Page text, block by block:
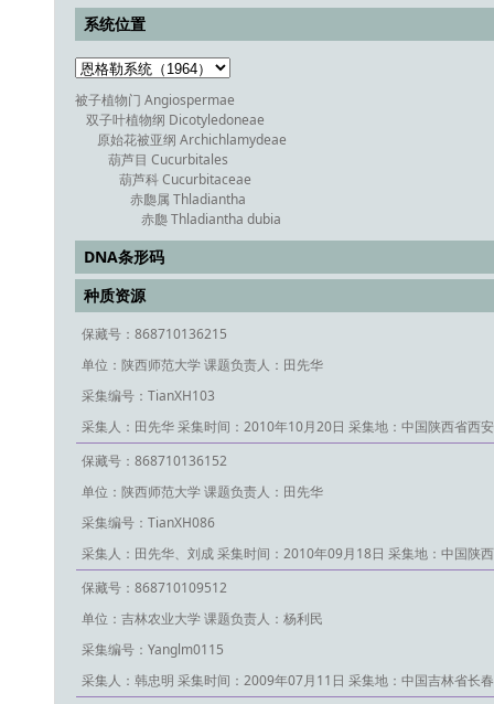
系统位置
被子植物门 Angiospermae
双子叶植物纲 Dicotyledoneae
原始花被亚纲 Archichlamydeae
葫芦目 Cucurbitales
葫芦科 Cucurbitaceae
赤瓟属 Thladiantha
赤瓟 Thladiantha dubia
DNA条形码
种质资源
保藏号：868710136215
单位：陕西师范大学 课题负责人：田先华
采集编号：TianXH103
采集人：田先华 采集时间：2010年10月20日 采集地：中国陕西省西
保藏号：868710136152
单位：陕西师范大学 课题负责人：田先华
采集编号：TianXH086
采集人：田先华、刘成 采集时间：2010年09月18日 采集地：中国陕
保藏号：868710109512
单位：吉林农业大学 课题负责人：杨利民
采集编号：Yanglm0115
采集人：韩忠明 采集时间：2009年07月11日 采集地：中国吉林省长